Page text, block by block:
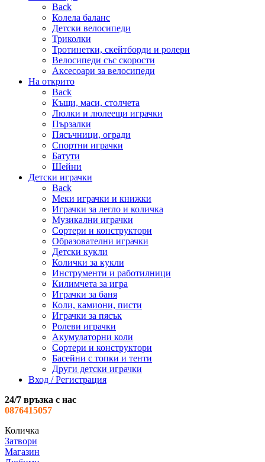
Back
Колела баланс
Детски велосипеди
Триколки
Тротинетки, скейтборди и ролери
Велосипеди със скорости
Аксесоари за велосипеди
На открито
Back
Къщи, маси, столчета
Люлки и люлеещи играчки
Пързалки
Пясъчници, огради
Спортни играчки
Батути
Шейни
Детски играчки
Back
Меки играчки и книжки
Играчки за легло и количка
Музикални играчки
Сортери и конструктори
Образователни играчки
Детски кукли
Колички за кукли
Инструменти и работилници
Килимчета за игра
Играчки за баня
Коли, камиони, писти
Играчки за пясък
Ролеви играчки
Акумулаторни коли
Сортери и конструктори
Басейни с топки и тенти
Други детски играчки
Вход / Регистрация
24/7 връзка с нас
0876415057
Количка
Затвори
Магазин